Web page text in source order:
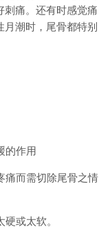
刺痛。还有时感觉痛
潮时，尾骨都特别
的作用
痛而需切除尾骨之情
或太软。